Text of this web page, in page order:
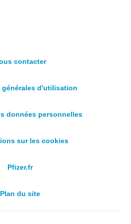
contacter
d'utilisation
données personnelles
sur les cookies
Pfizer.fr
Plan du site